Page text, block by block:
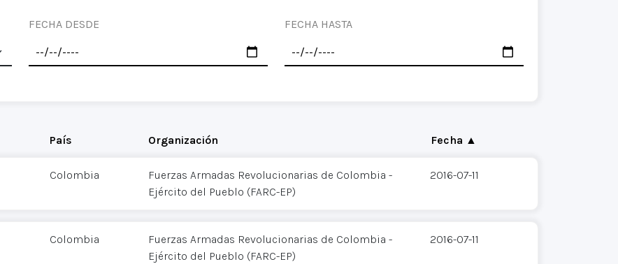
FECHA DESDE FECHA HASTA
País Organización Fecha ▲
Colombia
Fuerzas Armadas Revolucionarias de Colombia -
Ejército del Pueblo (FARC-EP)
2016-07-11
Colombia
Fuerzas Armadas Revolucionarias de Colombia -
Ejército del Pueblo (FARC-EP)
2016-07-11